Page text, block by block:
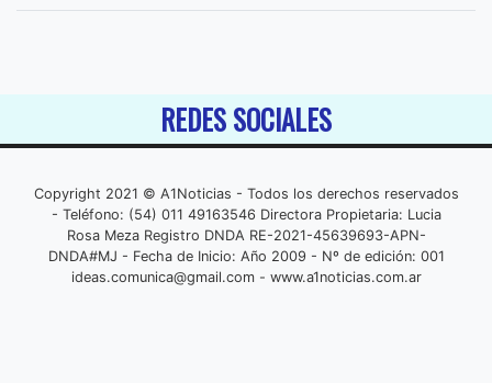
REDES SOCIALES
Copyright 2021 © A1Noticias - Todos los derechos reservados
- Teléfono: (54) 011 49163546 Directora Propietaria: Lucia
Rosa Meza Registro DNDA RE-2021-45639693-APN-
DNDA#MJ - Fecha de Inicio: Año 2009 - Nº de edición: 001
ideas.comunica@gmail.com- www.a1noticias.com.ar